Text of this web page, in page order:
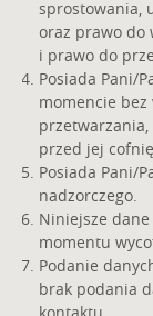
sprostowania,
oraz prawo do
i prawo do
Posiada Pani/
momencie bez
przed jej
Posiada Pani/
nadzorczego.
Niniejsze
momentu
Podanie
brak podania